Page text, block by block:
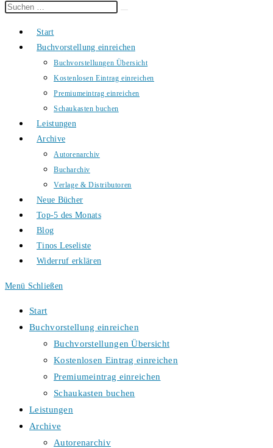
Diese
durchsuchen
Start
Buchvorstellung einreichen
Buchvorstellungen Übersicht
Kostenlosen Eintrag einreichen
Premiumeintrag einreichen
Schaukasten buchen
Leistungen
Archive
Autorenarchiv
Bucharchiv
Verlage & Distributoren
Neue Bücher
Top-5 des Monats
Blog
Tinos Leseliste
Widerruf erklären
Menü Schließen
Start
Buchvorstellung einreichen
Buchvorstellungen Übersicht
Kostenlosen Eintrag einreichen
Premiumeintrag einreichen
Schaukasten buchen
Leistungen
Archive
Autorenarchiv